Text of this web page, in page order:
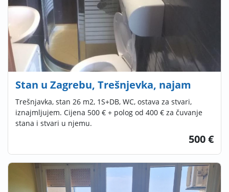
Stan u Zagrebu, Trešnjevka, najam
Trešnjavka, stan 26 m2, 1S+DB, WC, ostava za stvari,
iznajmljujem. Cijena 500 € + polog od 400 € za čuvanje
stana i stvari u njemu.
500 €